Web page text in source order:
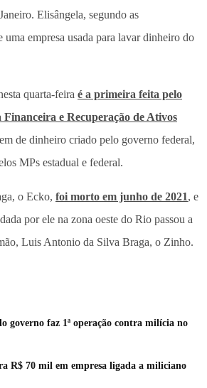
Elisângela, segundo as
uma empresa usada para lavar dinheiro do
quarta-feira é a primeira feita pelo
e Recuperação de Ativos
de dinheiro criado pelo governo federal,
MPs estadual e federal.
o Ecko, foi morto em junho de 2021, e
por ele na zona oeste do Rio passou a
Luis Antonio da Silva Braga, o Zinho.
governo faz 1ª operação contra milícia no
R$ 70 mil em empresa ligada a miliciano